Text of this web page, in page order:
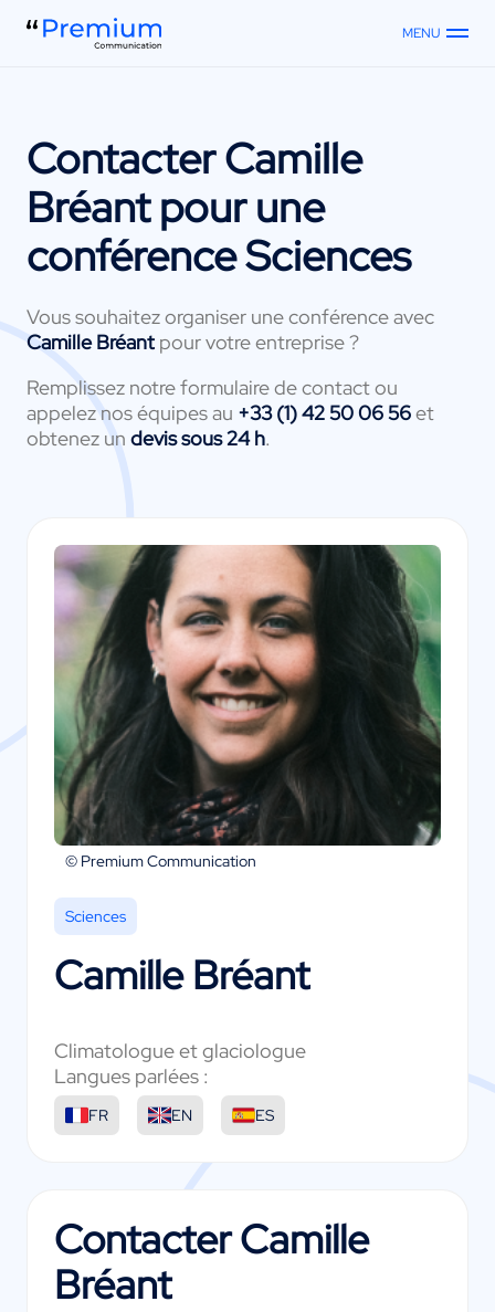
MENU
ContacterCamille
Bréantpour une
conférence Sciences
Vous souhaitez organiser une conférence avec
Camille Bréant pour votre entreprise ?
Remplissez notre formulaire de contact ou
appelez nos équipes au +33 (1) 42 50 06 56et
obtenez un devis sous 24 h.
© Premium Communication
Sciences
Camille Bréant
Climatologue et glaciologue
Langues parlées :
FR EN ES
ContacterCamille
Bréant